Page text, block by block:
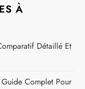
À
Détaillé Et
Complet Pour